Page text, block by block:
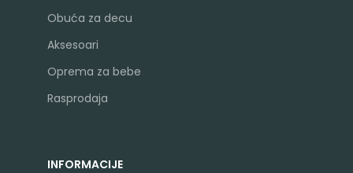
Obuća za decu
Aksesoari
Oprema za bebe
Rasprodaja
INFORMACIJE